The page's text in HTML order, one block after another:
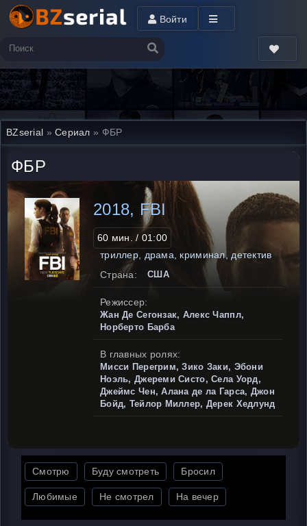
Войти
BZserial »Сериал » ФБР
ФБР
2018, FBI
60 мин. / 01:00
триллер, драма, криминал, детектив
Страна:
США
Режиссер:
Жан Де Сегонзак, Алекс Чаппл,
Норберто Барба
В главных ролях:
Мисси Перегрим, Зико Заки, Эбони
Ноэль, Джереми Систо, Села Уорд,
Джеймс Чен, Алана де ла Гарса, Джон
Бойд, Тейлор Миллер, Дерек Хедлунд
Смотрю Буду смотреть Бросил
Любимые Не смотрел На вечер